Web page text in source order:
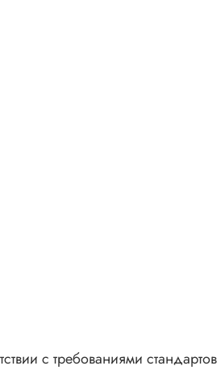
с требованиями